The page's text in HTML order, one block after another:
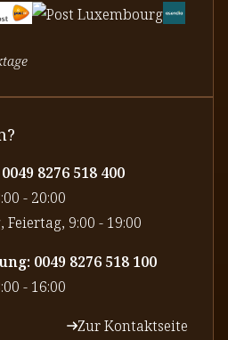
8276 518 400
- 20:00
Feiertag, 9:00 - 19:00
0049 8276 518 100
- 16:00
Zur Kontaktseite